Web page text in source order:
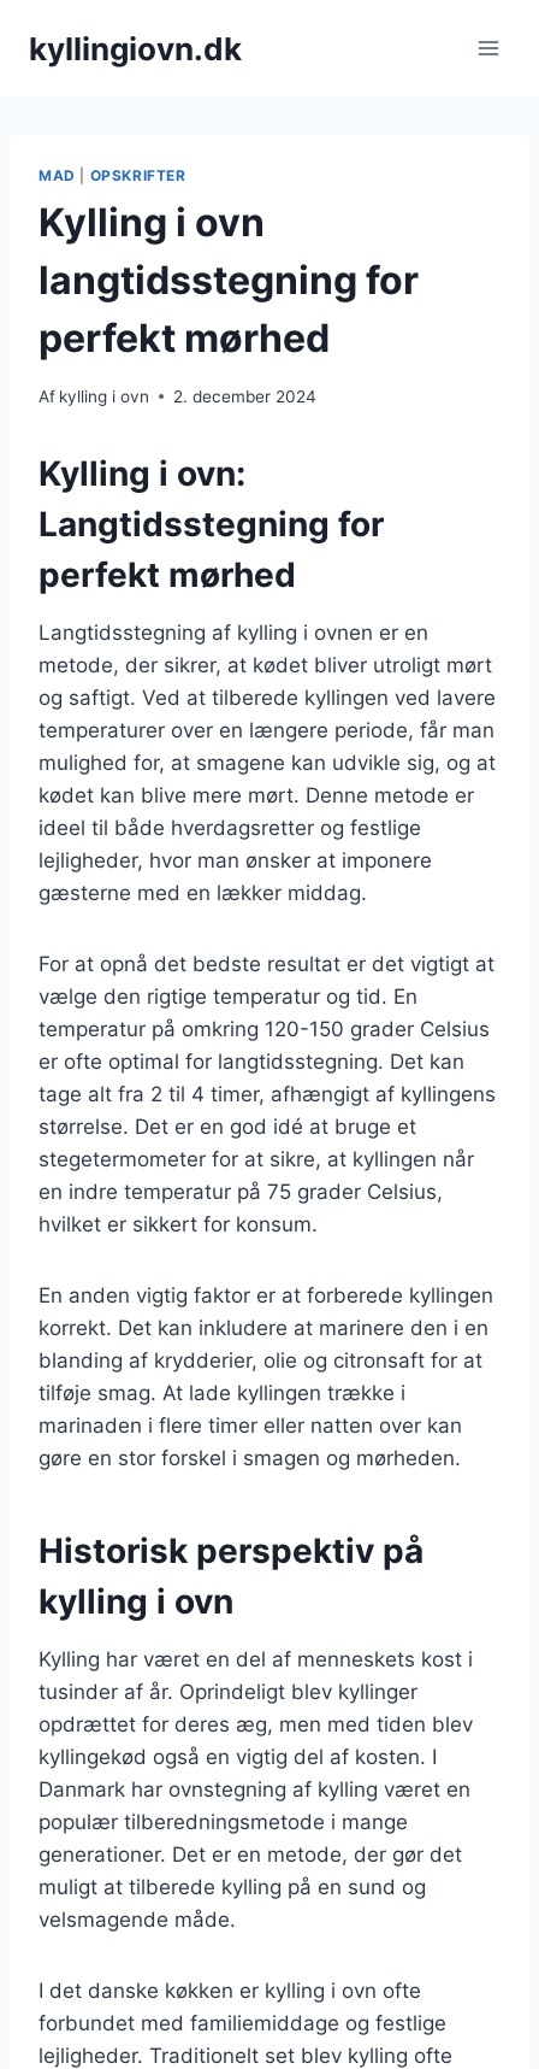
kyllingiovn.dk
MAD OPSKRIFTER
Kylling i ovn
langtidsstegning for
perfekt mørhed
Af kylling i ovn 2. december 2024
Kylling i ovn:
Langtidsstegning for
perfekt mørhed
Langtidsstegning af kylling i ovnen er en
metode, der sikrer, at kødet bliver utroligt mørt
og saftigt. Ved at tilberede kyllingen ved lavere
temperaturer over en længere periode, får man
mulighed for, at smagene kan udvikle sig, og at
kødet kan blive mere mørt. Denne metode er
ideel til både hverdagsretter og festlige
lejligheder, hvor man ønsker at imponere
gæsterne med en lækker middag.
For at opnå det bedste resultat er det vigtigt at
vælge den rigtige temperatur og tid. En
temperatur på omkring 120-150 grader Celsius
er ofte optimal for langtidsstegning. Det kan
tage alt fra 2 til 4 timer, afhængigt af kyllingens
størrelse. Det er en god idé at bruge et
stegetermometer for at sikre, at kyllingen når
en indre temperatur på 75 grader Celsius,
hvilket er sikkert for konsum.
En anden vigtig faktor er at forberede kyllingen
korrekt. Det kan inkludere at marinere den i en
blanding af krydderier, olie og citronsaft for at
tilføje smag. At lade kyllingen trække i
marinaden i flere timer eller natten over kan
gøre en stor forskel i smagen og mørheden.
Historisk perspektiv på
kylling i ovn
Kylling har været en del af menneskets kost i
tusinder af år. Oprindeligt blev kyllinger
opdrættet for deres æg, men med tiden blev
kyllingekød også en vigtig del af kosten. I
Danmark har ovnstegning af kylling været en
populær tilberedningsmetode i mange
generationer. Det er en metode, der gør det
muligt at tilberede kylling på en sund og
velsmagende måde.
I det danske køkken er kylling i ovn ofte
forbundet med familiemiddage og festlige
lejligheder. Traditionelt set blev kylling ofte